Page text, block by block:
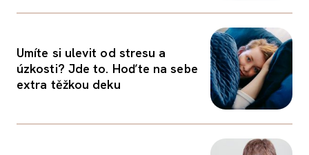
Umíte si ulevit od stresu a
úzkosti? Jde to. Hoďte na sebe
extra těžkou deku